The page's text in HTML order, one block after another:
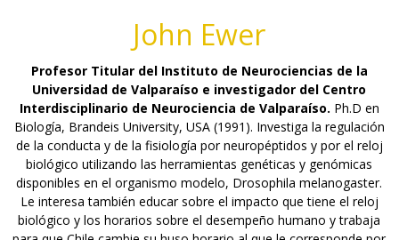
John Ewer
Profesor Titular del Instituto de Neurociencias de la
Universidad de Valparaíso e investigador del Centro
Interdisciplinario de Neurociencia de Valparaíso. Ph.D en
Biología, Brandeis University, USA (1991). Investiga la regulación
de la conducta y de la fisiología por neuropéptidos y por el reloj
biológico utilizando las herramientas genéticas y genómicas
disponibles en el organismo modelo, Drosophila melanogaster.
Le interesa también educar sobre el impacto que tiene el reloj
biológico y los horarios sobre el desempeño humano y trabaja